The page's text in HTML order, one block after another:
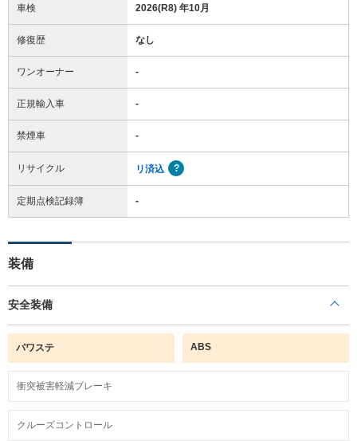
車検 2026(R8) 年10月
修復歴 なし
ワンオーナー -
正規輸入車 -
禁煙車 -
リサイクル リ済込
定期点検記録簿 -
装備
安全装備
パワステ ABS
衝突被害軽減ブレーキ
クルーズコントロール